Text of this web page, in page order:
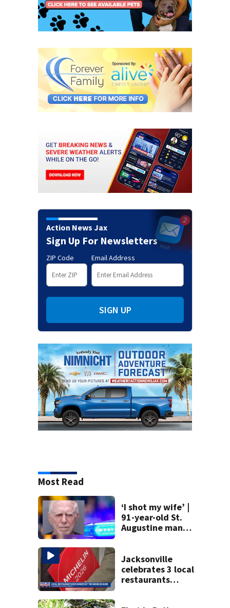
Action News Jax
Sign Up For Newsletters
ZIP Code Email Address
SIGN UP
Most Read
‘I shot my wife’ |
91-year-old St.
Augustine man
killing wife
Jacksonville
celebrates 3 local
restaurants